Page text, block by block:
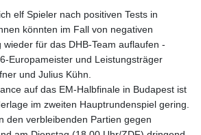
HNL 31.077375
HRK 7.536622
HTG 151.150865
HUF 363.096405
IDR 20580.370421
ILS 3.468234
IMP 0.859288
INR 109.992259
elf Spieler nach positiven Tests in
könnten im Fall von negativen
für das DHB-Team auflaufen -
Europameister und Leistungsträger
und Julius Kühn.
auf das EM-Halbfinale in Budapest ist
im zweiten Hauptrundenspiel gering.
den verbleibenden Partien gegen